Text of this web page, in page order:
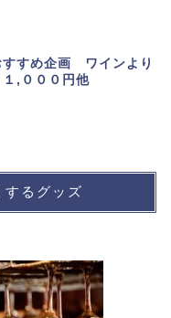
すすめ企画 ワインより
１,０００円他
するグッズ